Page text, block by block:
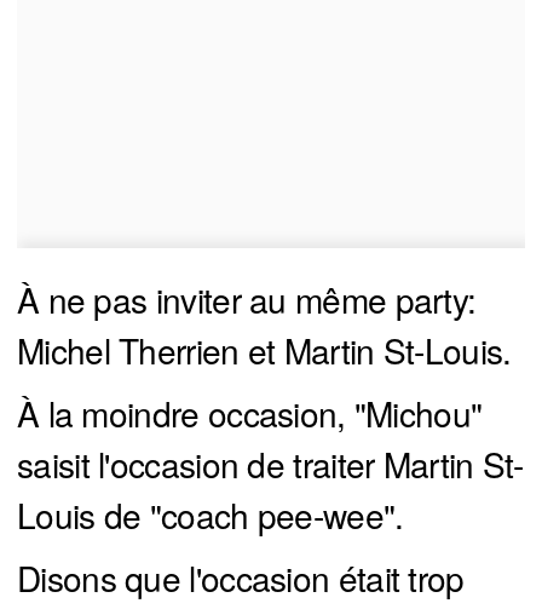
À ne pas inviter au même party:
Michel Therrien et Martin St-Louis.
À la moindre occasion, "Michou"
saisit l'occasion de traiter Martin St-
Louis de "coach pee-wee".
Disons que l'occasion était trop